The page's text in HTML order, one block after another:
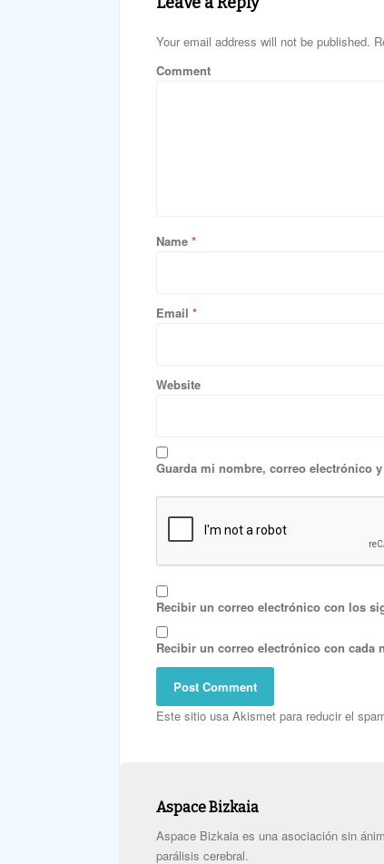
Your email address will not be published.
Comment
Name *
Email *
Website
Guarda mi nombre, correo electrónico
Recibir un correo electrónico con los
Recibir un correo electrónico con cada
Este sitio usa Akismet para reducir el
Aspace Bizkaia
Aspace Bizkaia es una asociación sin
parálisis cerebral.